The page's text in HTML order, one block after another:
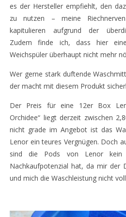
es der Hersteller empfiehlt, den
zu nutzen – meine
kapitulieren aufgrund der
Zudem finde ich, dass hier
Weichspüler überhaupt nicht mehr
Wer gerne stark duftende
der macht mit diesem Produkt
Der Preis für eine 12er Box
Orchidee“ liegt derzeit zwischen
nicht grade im Angebot ist das
Lenor ein teures Vergnügen. Doch
sind die Pods von Lenor
Nachkaufpotenzial hat, da mir der
und mich die Waschleistung nicht